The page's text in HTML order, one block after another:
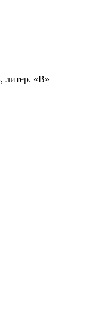
литер. «В»